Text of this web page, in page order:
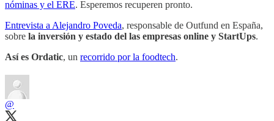
nóminas y el ERE. Esperemos recuperen pronto.
Entrevista a Alejandro Poveda, responsable de Outfund en España,
sobre la inversión y estado del las empresas online y StartUps.
Así es Ordatic, un recorrido por la foodtech.
@